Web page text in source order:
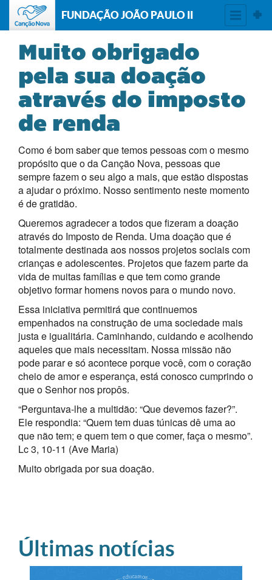
FUNDAÇÃO JOÃO PAULO II
Muito obrigado
pela sua doação
através do imposto
de renda
Como é bom saber que temos pessoas com o mesmo
propósito que o da Canção Nova, pessoas que
sempre fazem o seu algo a mais, que estão dispostas
a ajudar o próximo. Nosso sentimento neste momento
é de gratidão.
Queremos agradecer a todos que fizeram a doação
através do Imposto de Renda. Uma doação que é
totalmente destinada aos nossos projetos sociais com
crianças e adolescentes. Projetos que fazem parte da
vida de muitas famílias e que tem como grande
objetivo formar homens novos para o mundo novo.
Essa iniciativa permitirá que continuemos
empenhados na construção de uma sociedade mais
justa e igualitária. Caminhando, cuidando e acolhendo
aqueles que mais necessitam. Nossa missão não
pode parar e só acontece porque você, com o coração
cheio de amor e esperança, está conosco cumprindo o
que o Senhor nos propôs.
“Perguntava-lhe a multidão: “Que devemos fazer?”.
Ele res­pondia: “Quem tem duas túnicas dê uma ao
que não tem; e quem tem o que comer, faça o mesmo”.
Lc 3, 10-11 (Ave Maria)
Muito obrigada por sua doação.
Últimas notícias